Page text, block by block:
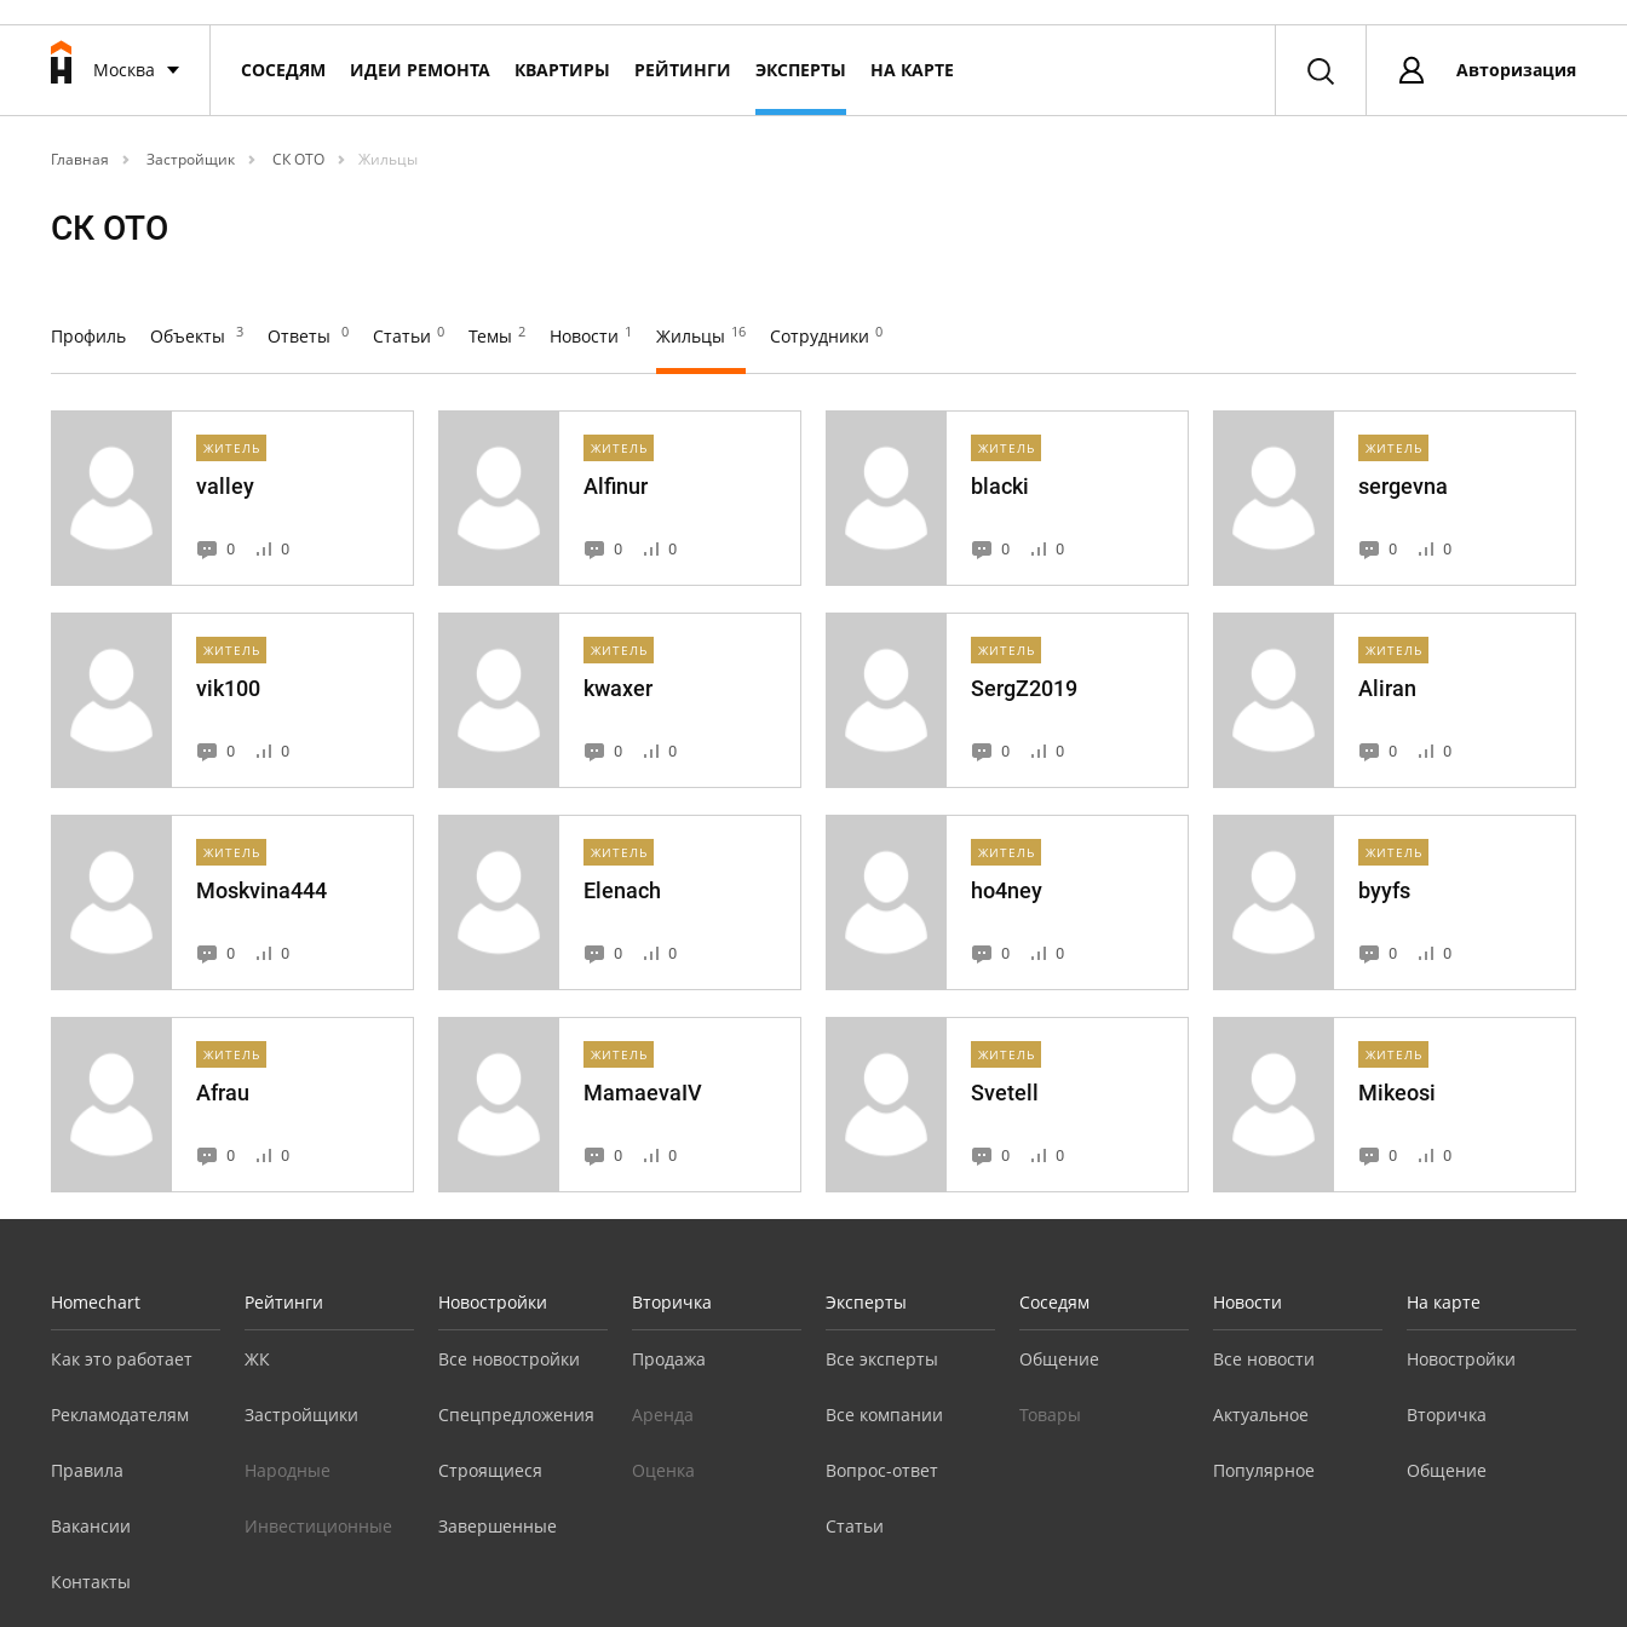
Москва СОСЕДЯМ ИДЕИ РЕМОНТА КВАРТИРЫ РЕЙТИНГИ ЭКСПЕРТЫ НА КАРТЕ Авторизация
Главная Застройщик СК ОТО Жильцы
СК ОТО
Профиль Объекты 3 Ответы 0 Статьи 0 Темы 2 Новости 1 Жильцы 16 Сотрудники 0
ЖИТЕЛЬ
valley
0 0
ЖИТЕЛЬ
Alfinur
0 0
ЖИТЕЛЬ
blacki
0 0
ЖИТЕЛЬ
sergevna
0 0
ЖИТЕЛЬ
vik100
0 0
ЖИТЕЛЬ
kwaxer
0 0
ЖИТЕЛЬ
SergZ2019
0 0
ЖИТЕЛЬ
Aliran
0 0
ЖИТЕЛЬ
Moskvina444
0 0
ЖИТЕЛЬ
Elenach
0 0
ЖИТЕЛЬ
ho4ney
0 0
ЖИТЕЛЬ
byyfs
0 0
ЖИТЕЛЬ
Afrau
0 0
ЖИТЕЛЬ
MamaevaIV
0 0
ЖИТЕЛЬ
Svetell
0 0
ЖИТЕЛЬ
Mikeosi
0 0
Homechart
Как это работает
Рекламодателям
Правила
Вакансии
Контакты
Рейтинги
ЖК
Застройщики
Народные
Инвестиционные
Новостройки
Все новостройки
Спецпредложения
Строящиеся
Завершенные
Вторичка
Продажа
Аренда
Оценка
Эксперты
Все эксперты
Все компании
Вопрос-ответ
Статьи
Соседям
Общение
Товары
Новости
Все новости
Актуальное
Популярное
На карте
Новостройки
Вторичка
Общение